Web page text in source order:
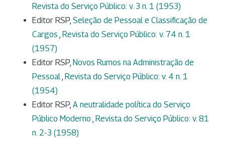
Revista do Serviço Público: v. 3 n. 1 (1953)
Editor RSP, Seleção de Pessoal e Classificação de
Cargos , Revista do Serviço Público: v. 74 n. 1
(1957)
Editor RSP, Novos Rumos na Administração de
Pessoal, Revista do Serviço Público: v. 4 n. 1
(1954)
Editor RSP, A neutralidade política do Serviço
Público Moderno , Revista do Serviço Público: v. 81
n. 2-3 (1958)